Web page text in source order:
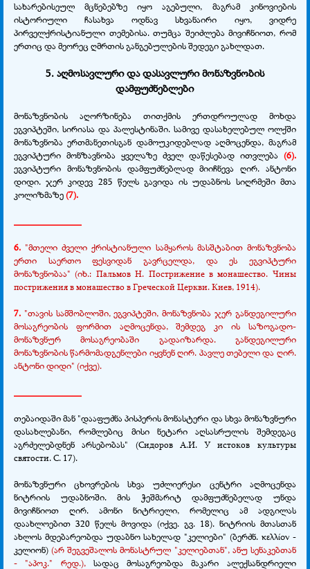
სახარებისეულ მცნებებზე იყო აგებული, მაგრამ კინოვიების
ისტორიული ჩასახვა ოდნავ სხვანაირი იყო, ვიდრე
პირველქრისტიანული თემებისა. თუმცა შეიძლება მივიჩნიოთ, რომ
ერთიც და მეორეც ღმრთის განგებულების შედეგი გახლდათ.
5. აღმოსავლური და დასავლური მონაზვნობის
დამფუძნებლები
მონაზვნობის აღორზინება თითქმის ერთდროულად მოხდა
ეგვიპტეში, სირიასა და პალესტინაში. სამივე დასახელებულ ოლქში
მონაზვნობა ერთმანეთისგან დამოუკიდებლად აღმოცენდა, მაგრამ
ეგვიპტური მონზავნობა ყველაზე ძველ დაწესებად ითვლება (6).
ეგვიპტური მონაზვნობის დამფუძნებლად მიიჩნევა ღირ. ანტონი
დიდი. ჯერ კიდევ 285 წელს გავიდა ის უდაბნოს სიღრმეში მთა
კოლიზმაზე(7).
6. "მთელი ძველი ქრისტიანული სამყაროს მასშტაბით მონაზვნობა
ერთი საერთო ფესვიდან გავრცელდა, და ეს ეგვიპტური
მონაზვნობაა"(იხ.: Пальмов Н. Пострижение в монашество. Чины
пострижения в монашество в Греческой Церкви. Киев, 1914).
7. "თავის სამშობლოში, ეგვიპტეში, მონაზვნობა ჯერ განდეგილური
მოსაგრეობის ფორმით აღმოცენდა, შემდეგ კი ის საზოგადო-
მონაზვნურ მოსაგრეობაში გადაიზარდა. განდეგილური
მონაზვნობის წარმომადგენლები იყვნენ ღირ. პავლე თებელი და ღირ.
ანტონი დიდი" (იქვე).
თებაიდაში მან "დააფუძნა პისპერის მონასტერი და სხვა მონაზვნური
დასახლებანი, რომლებიც მისი ნეტარი აღსასრულის შემდეგაც
აგრძელებდნენ არსებობას" (Сидоров А.И. У истоков культуры
святости. С. 17).
მონაზვნური ცხოვრების სხვა უძლიერესი ცენტრი აღმოცენდა
ნიტრიის უდაბნოში. მის ჭეშმარიტ დამფუძნებელად უნდა
მივიჩნიოთ ღირ. ამონი ნიტრიელი, რომელიც ამ ადგილას
დაახლოებით 320 წელს მოვიდა (იქვე. გვ. 18). ნიტრიის მთასთან
ახლოს მდებარეობდა უდაბნო სახელად "კელიები" (ბერძნ. κελλίον -
კელიონ)(არ შეგვეშალოს მონასტრულ "კელიებთან", ანუ სენაკებთან
- "აპოკ." რედ.), სადაც მოსაგრეობდა მაკარი ალექსანდრიელი